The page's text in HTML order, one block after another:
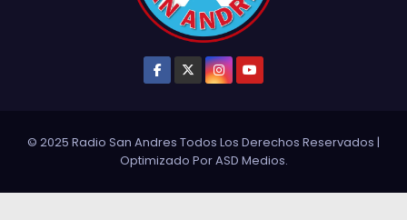
© 2025 Radio San Andres Todos Los Derechos Reservados |
Optimizado PorASD Medios.